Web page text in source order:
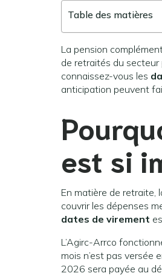
Table des matières
La pension
de retraités du secteur
connaissez-vous les
anticipation peuvent
est si
En matière de retraite,
couvrir les dépenses
dates de virement
L’Agirc-Arrco
mois n’est pas versée
2026 sera payée au